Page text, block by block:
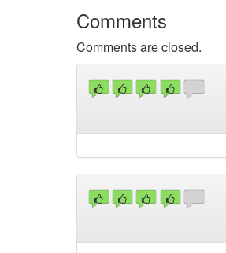
Comments
Comments are closed.